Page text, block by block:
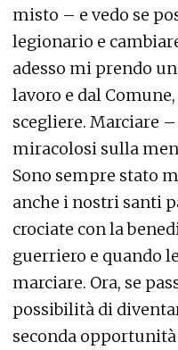
misto – e vedo se
legionario e
adesso mi prendo
lavoro e dal
scegliere. Marciare
miracolosi sulla
Sono sempre stato
anche i nostri santi
crociate con la
guerriero e quando
marciare. Ora, se
possibilità di
seconda